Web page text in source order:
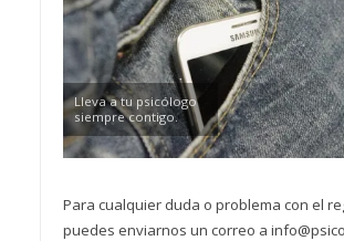
Lleva a tu psicólogo
siempre contigo.
Para cualquier duda o problema con el
puedes enviarnos un correo a